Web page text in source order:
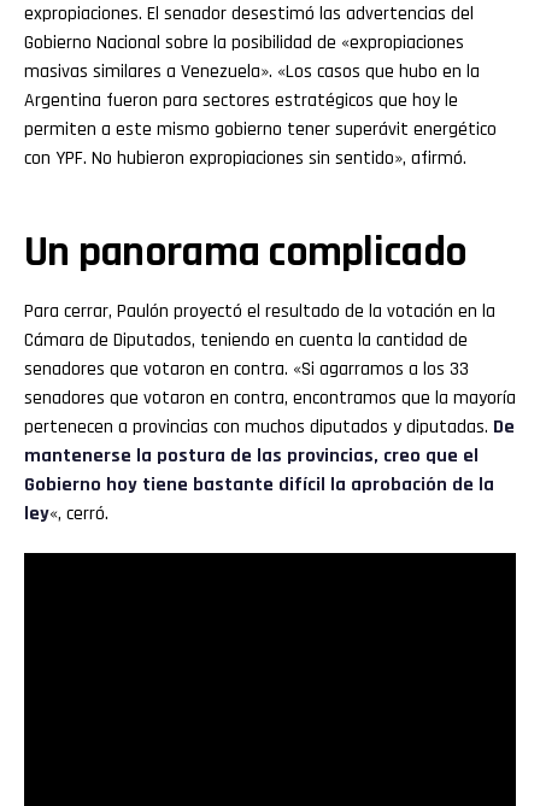
expropiaciones. El senador desestimó las advertencias del
Gobierno Nacional sobre la posibilidad de «expropiaciones
masivas similares a Venezuela». «Los casos que hubo en la
Argentina fueron para sectores estratégicos que hoy le
permiten a este mismo gobierno tener superávit energético
con YPF. No hubieron expropiaciones sin sentido», afirmó.
Un panorama complicado
Para cerrar, Paulón proyectó el resultado de la votación en la
Cámara de Diputados, teniendo en cuenta la cantidad de
senadores que votaron en contra. «Si agarramos a los 33
senadores que votaron en contra, encontramos que la mayoría
pertenecen a provincias con muchos diputados y diputadas. De
mantenerse la postura de las provincias, creo que el
Gobierno hoy tiene bastante difícil la aprobación de la
ley«, cerró.